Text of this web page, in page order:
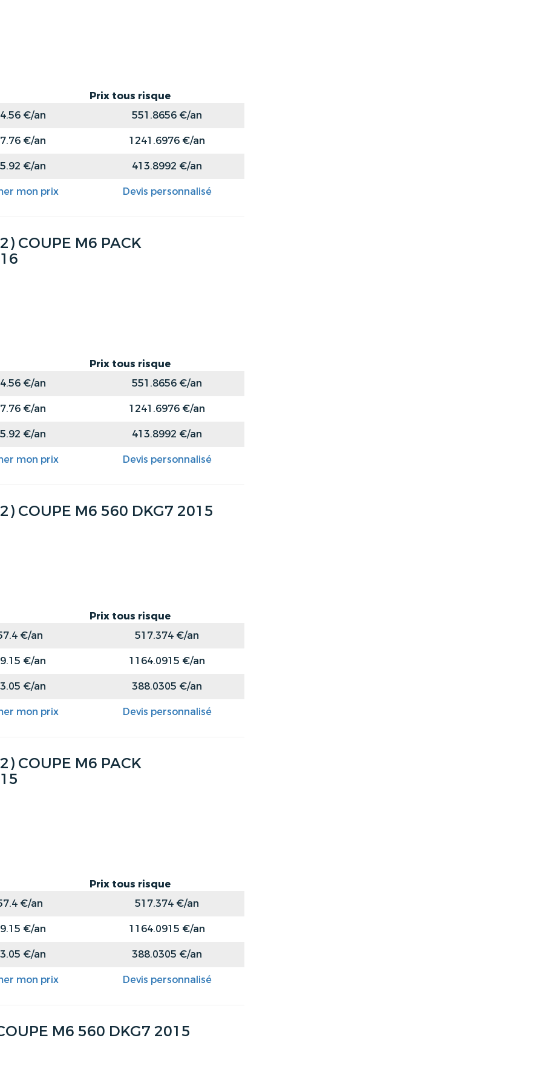
Prix tous risque
€/an
551.8656 €/an
€/an
1241.6976 €/an
€/an
413.8992 €/an
mon prix
Devis personnalisé
COUPE M6 PACK
Prix tous risque
€/an
551.8656 €/an
€/an
1241.6976 €/an
€/an
413.8992 €/an
mon prix
Devis personnalisé
COUPE M6 560 DKG7 2015
Prix tous risque
€/an
517.374 €/an
€/an
1164.0915 €/an
€/an
388.0305 €/an
mon prix
Devis personnalisé
COUPE M6 PACK
Prix tous risque
€/an
517.374 €/an
€/an
1164.0915 €/an
€/an
388.0305 €/an
mon prix
Devis personnalisé
M6 560 DKG7 2015